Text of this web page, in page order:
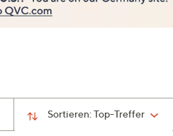
Sortieren:Top-Treffer